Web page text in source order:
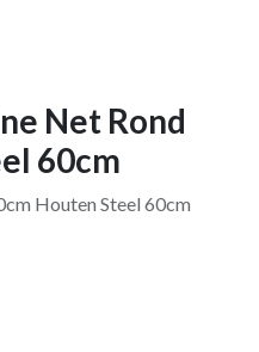
Net Rond
60cm
Houten Steel 60cm